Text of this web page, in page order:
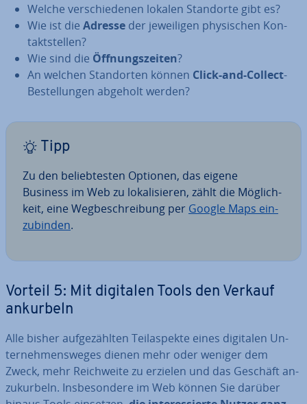
Welche ver­schie­de­nen lokalen Standorte gibt es?
Wie ist die Adresse der je­wei­li­gen phy­si­schen Kon­
takt­stel­len?
Wie sind die Öff­nungs­zei­ten?
An welchen Stand­or­ten können Click-and-Collect-
Be­stel­lun­gen abgeholt werden?
Tipp
Zu den be­lieb­tes­ten Optionen, das eigene
Business im Web zu lo­ka­li­sie­ren, zählt die Mög­lich­
keit, eine Weg­be­schrei­bung per Google Maps ein­
zu­bin­den.
Vorteil 5: Mit digitalen Tools den Verkauf
ankurbeln
Alle bisher auf­ge­zähl­ten Teil­aspek­te eines digitalen Un­
ter­neh­mens­we­ges dienen mehr oder weniger dem
Zweck, mehr Reich­wei­te zu erzielen und das Geschäft an­
zu­kur­beln. Ins­be­son­de­re im Web können Sie darüber